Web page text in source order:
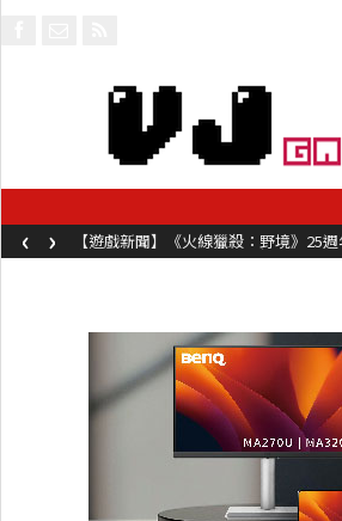
【遊戲新聞】《火線獵殺：野境》25
容同時系舊作限時超平價折扣
‹ ›